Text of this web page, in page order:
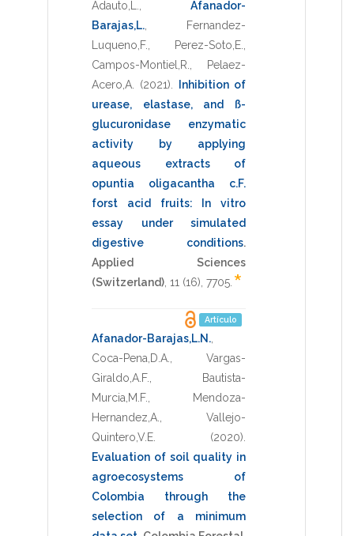
Adauto,L.
Afanador-
Barajas,L.
Fernandez-
Luqueno,F.
Perez-Soto,E.
Campos-Montiel,R.
Pelaez-
Acero,A.
(2021)
Inhibition of
urease, elastase, and ß-
glucuronidase enzymatic
activity by applying
aqueous extracts of
opuntia oligacantha c.F.
forst acid fruits: In vitro
essay under simulated
digestive conditions.
Applied Sciences
(Switzerland) 11 (16), 7705 *
Artículo
Afanador-Barajas,L.N.
Coca-Pena,D.A.
Vargas-
Giraldo,A.F.
Bautista-
Murcia,M.F.
Mendoza-
Hernandez,A.
Vallejo-
Quintero,V.E.
(2020)
Evaluation of soil quality in
agroecosystems of
Colombia through the
selection of a minimum